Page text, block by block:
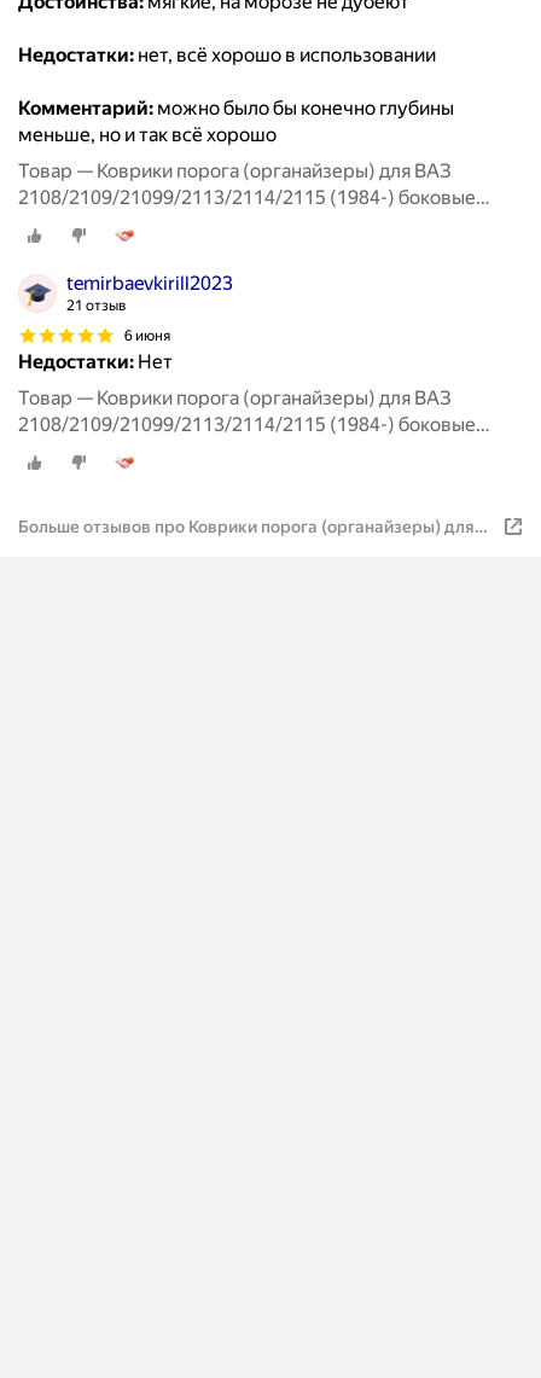
Недостатки: нет, всё хорошо в использовании
Комментарий: можно было бы конечно глубины
меньше, но и так всё хорошо
Товар — Коврики порога (органайзеры) для ВАЗ
2108/2109/21099/2113/2114/2115 (1984-) боковые
передние
temirbaevkirill2023
21 отзыв
6 июня
Недостатки: Нет
Товар — Коврики порога (органайзеры) для ВАЗ
2108/2109/21099/2113/2114/2115 (1984-) боковые
передние
Больше отзывов про Коврики порога (органайзеры) для